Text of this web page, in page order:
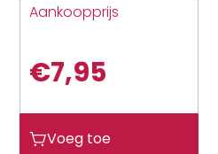
Aankoopprijs
€7,95
Voeg toe